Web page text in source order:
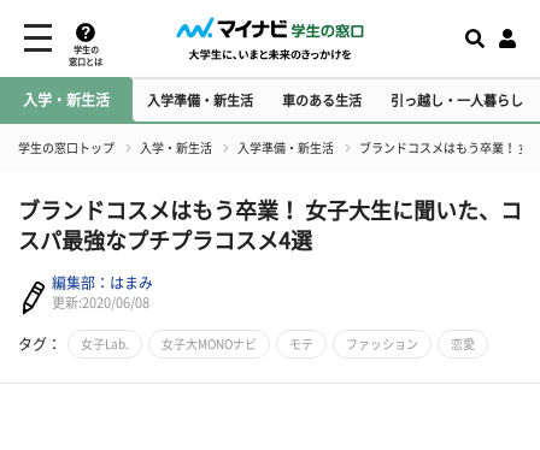
学生の
窓口とは
入学・新生活 入学準備・新生活 車のある生活 引っ越し・一人暮らし
学生の窓口トップ 入学・新生活 入学準備・新生活 ブランドコスメはもう卒業！ 女
​ブランドコスメはもう卒業！ 女子大生に聞いた、コ
スパ最強なプチプラコスメ4選
編集部：はまみ
更新:2020/06/08
タグ： 女子Lab. 女子大MONOナビ モテ ファッション 恋愛